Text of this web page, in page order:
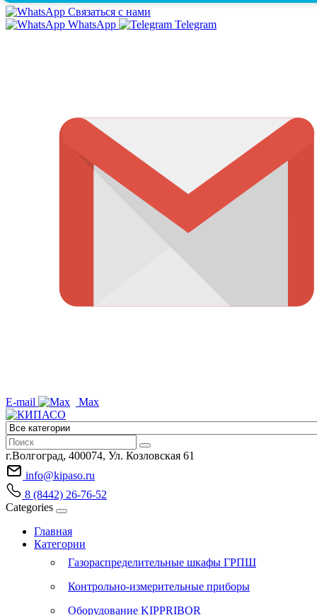
Связаться с нами
WhatsApp
Telegram
E-mail Max
г.Волгоград, 400074, Ул. Козловская 61
info@kipaso.ru
8 (8442) 26-76-52
Categories
Главная
Категории
Газораспределительные шкафы ГРПШ
Контрольно-измерительные приборы
Оборудование KIPPRIBOR